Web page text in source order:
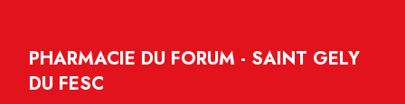
PHARMACIE DU FORUM - SAINT GELY
DU FESC